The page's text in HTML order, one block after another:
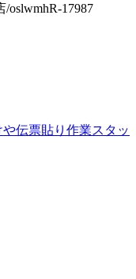
oslwmhR-17987
伝票貼り作業スタッ